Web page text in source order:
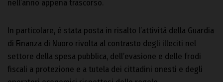
nell’anno appena trascorso.
In particolare, è stata posta in risalto l’attività della Guardia
di Finanza di Nuoro rivolta al contrasto degli illeciti nel
settore della spesa pubblica, dell’evasione e delle frodi
fiscali a protezione e a tutela dei cittadini onesti e degli